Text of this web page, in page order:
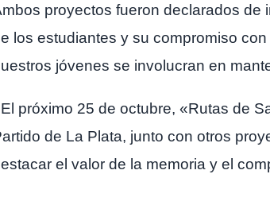
proyectos fueron declarados de
los estudiantes y su compromiso
jóvenes se involucran en
próximo 25 de octubre, «Rutas de
de La Plata, junto con otros
el valor de la memoria y el